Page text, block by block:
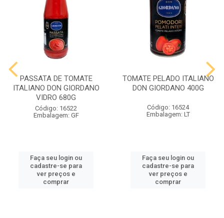
PASSATA DE TOMATE
ITALIANO DON GIORDANO
VIDRO 680G
Código: 16522
Embalagem: GF
Faça seu login ou
cadastre-se para
ver preços e
comprar
TOMATE PELADO ITALIANO
DON GIORDANO 400G
Código: 16524
Embalagem: LT
Faça seu login ou
cadastre-se para
ver preços e
comprar